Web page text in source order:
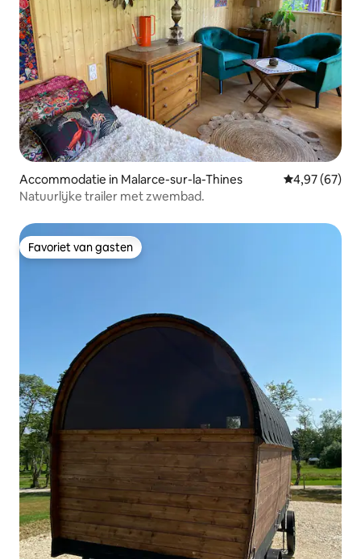
Accommodatie in Malarce-sur-la-Thines Gemiddelde
4,97 (67)
Natuurlijke trailer met zwembad.
Favoriet van gasten
Favoriet van gasten